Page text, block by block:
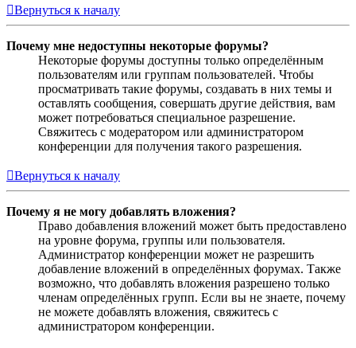
Вернуться к началу
Почему мне недоступны некоторые форумы?
Некоторые форумы доступны только определённым
пользователям или группам пользователей. Чтобы
просматривать такие форумы, создавать в них темы и
оставлять сообщения, совершать другие действия, вам
может потребоваться специальное разрешение.
Свяжитесь с модератором или администратором
конференции для получения такого разрешения.
Вернуться к началу
Почему я не могу добавлять вложения?
Право добавления вложений может быть предоставлено
на уровне форума, группы или пользователя.
Администратор конференции может не разрешить
добавление вложений в определённых форумах. Также
возможно, что добавлять вложения разрешено только
членам определённых групп. Если вы не знаете, почему
не можете добавлять вложения, свяжитесь с
администратором конференции.